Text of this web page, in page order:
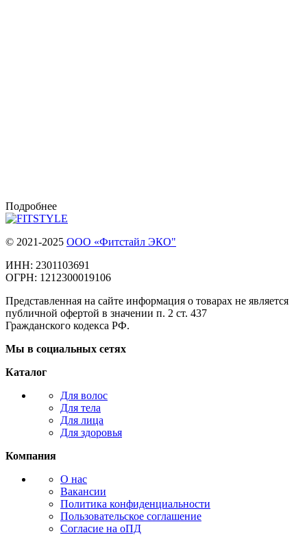
Подробнее
© 2021-2025 ООО «Фитстайл ЭКО"
ИНН: 2301103691
ОГРН: 1212300019106
Представленная на сайте информация о товарах не является
публичной офертой в значении п. 2 ст. 437
Гражданского кодекса РФ.
Мы в социальных сетях
Каталог
Для волос
Для тела
Для лица
Для здоровья
Компания
О нас
Вакансии
Политика конфиденциальности
Пользовательское соглашение
Согласие на оПД